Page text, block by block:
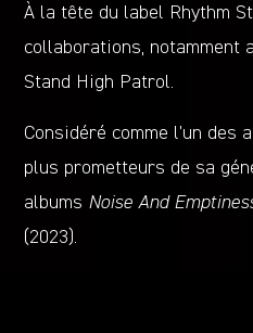
À la tête du label Rhythm
collaborations, notamment
Stand High Patrol.
Considéré comme l’un
plus prometteurs de sa
albums Noise And
(2023).